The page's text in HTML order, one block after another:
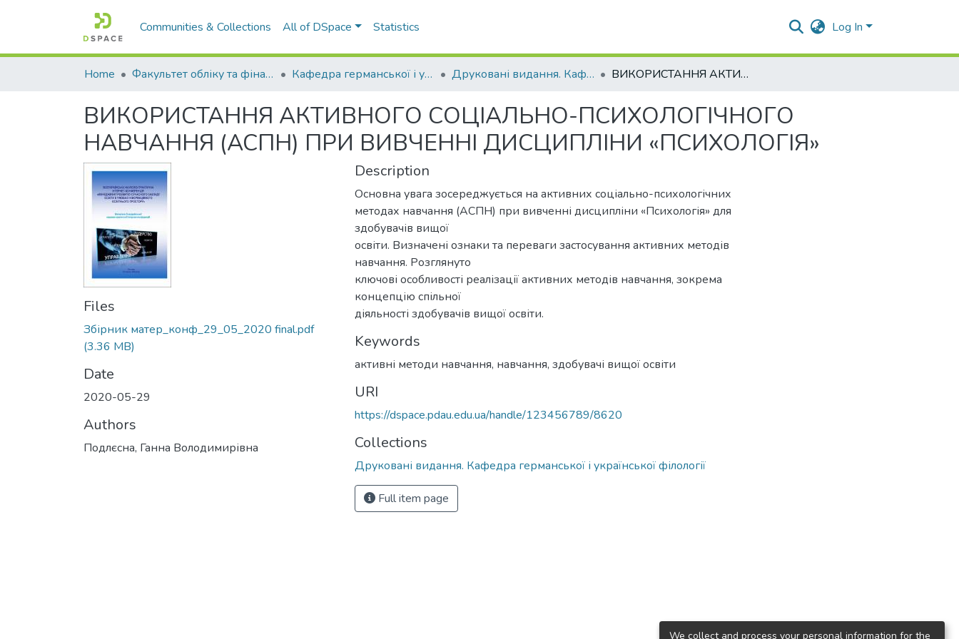
Communities & Collections All of DSpace Statistics Log In
Home Факультет обліку та фінансів Кафедра германської і української філології Друковані видання. Кафедра германської і української філології ВИКОРИСТАННЯ АКТИВНОГО СОЦІАЛЬНО-ПСИХОЛОГІЧНОГО НАВЧАННЯ (АСПН) ПРИ ВИВЧЕННІ ДИСЦИПЛІНИ «ПСИХОЛОГІЯ»
ВИКОРИСТАННЯ АКТИВНОГО СОЦІАЛЬНО-ПСИХОЛОГІЧНОГО
НАВЧАННЯ (АСПН) ПРИ ВИВЧЕННІ ДИСЦИПЛІНИ «ПСИХОЛОГІЯ»
Files
Збірник матер_конф_29_05_2020 final.pdf
(3.36 MB)
Date
2020-05-29
Authors
Подлєсна, Ганна Володимирівна
Description
Основна увага зосереджується на активних соціально-психологічних
методах навчання (АСПН) при вивченні дисципліни «Психологія» для
здобувачів вищої
освіти. Визначені ознаки та переваги застосування активних методів
навчання. Розглянуто
ключові особливості реалізації активних методів навчання, зокрема
концепцію спільної
діяльності здобувачів вищої освіти.
Keywords
активні методи навчання, навчання, здобувачі вищої освіти
URI
https://dspace.pdau.edu.ua/handle/123456789/8620
Collections
Друковані видання. Кафедра германської і української філології
Full item page
We collect and process your personal information for the